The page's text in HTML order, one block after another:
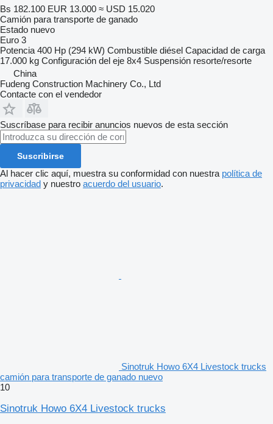
Bs 182.100 EUR 13.000 ≈ USD 15.020
Camión para transporte de ganado
Estado nuevo
Euro 3
Potencia 400 Hp (294 kW) Combustible diésel Capacidad de carga
17.000 kg Configuración del eje 8x4 Suspensión resorte/resorte
China
Fudeng Construction Machinery Co., Ltd
Contacte con el vendedor
Suscríbase para recibir anuncios nuevos de esta sección
Suscribirse
Al hacer clic aquí, muestra su conformidad con nuestra política de
privacidad y nuestro acuerdo del usuario.
Sinotruk Howo 6X4 Livestock trucks
camión para transporte de ganado nuevo
10
Sinotruk Howo 6X4 Livestock trucks